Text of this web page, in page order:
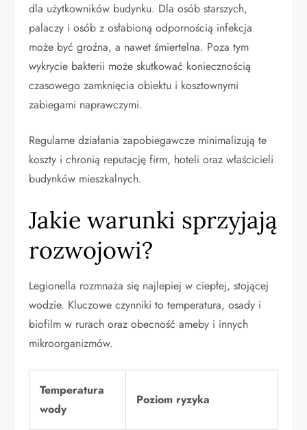
dla użytkowników budynku. Dla osób starszych,
palaczy i osób z osłabioną odpornością infekcja
może być groźna, a nawet śmiertelna. Poza tym
wykrycie bakterii może skutkować koniecznością
czasowego zamknięcia obiektu i kosztownymi
zabiegami naprawczymi.
Regularne działania zapobiegawcze minimalizują te
koszty i chronią reputację firm, hoteli oraz właścicieli
budynków mieszkalnych.
Jakie warunki sprzyjają
rozwojowi?
Legionella rozmnaża się najlepiej w ciepłej, stojącej
wodzie. Kluczowe czynniki to temperatura, osady i
biofilm w rurach oraz obecność ameby i innych
mikroorganizmów.
Temperatura
wody
Poziom ryzyka